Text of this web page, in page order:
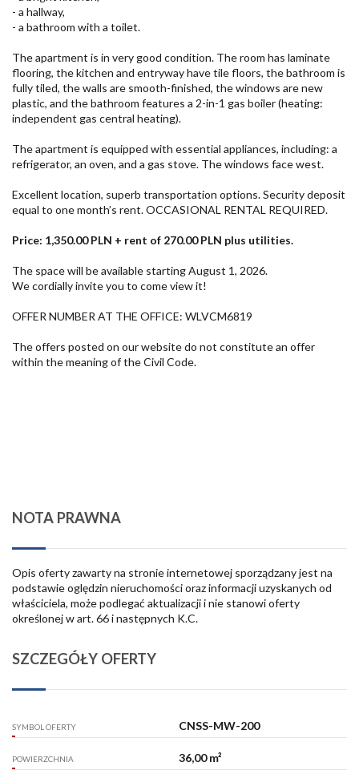
- a hallway,
- a bathroom with a toilet.
The apartment is in very good condition. The room has laminate
flooring, the kitchen and entryway have tile floors, the bathroom is
fully tiled, the walls are smooth-finished, the windows are new
plastic, and the bathroom features a 2-in-1 gas boiler (heating:
independent gas central heating).
The apartment is equipped with essential appliances, including: a
refrigerator, an oven, and a gas stove. The windows face west.
Excellent location, superb transportation options. Security deposit
equal to one month’s rent. OCCASIONAL RENTAL REQUIRED.
Price: 1,350.00 PLN + rent of 270.00 PLN plus utilities.
The space will be available starting August 1, 2026.
We cordially invite you to come view it!
OFFER NUMBER AT THE OFFICE: WLVCM6819
The offers posted on our website do not constitute an offer
within the meaning of the Civil Code.
NOTA PRAWNA
Opis oferty zawarty na stronie internetowej sporządzany jest na
podstawie oględzin nieruchomości oraz informacji uzyskanych od
właściciela, może podlegać aktualizacji i nie stanowi oferty
określonej w art. 66 i następnych K.C.
SZCZEGÓŁY OFERTY
SYMBOL OFERTY CNSS-MW-200
POWIERZCHNIA 36,00 m²